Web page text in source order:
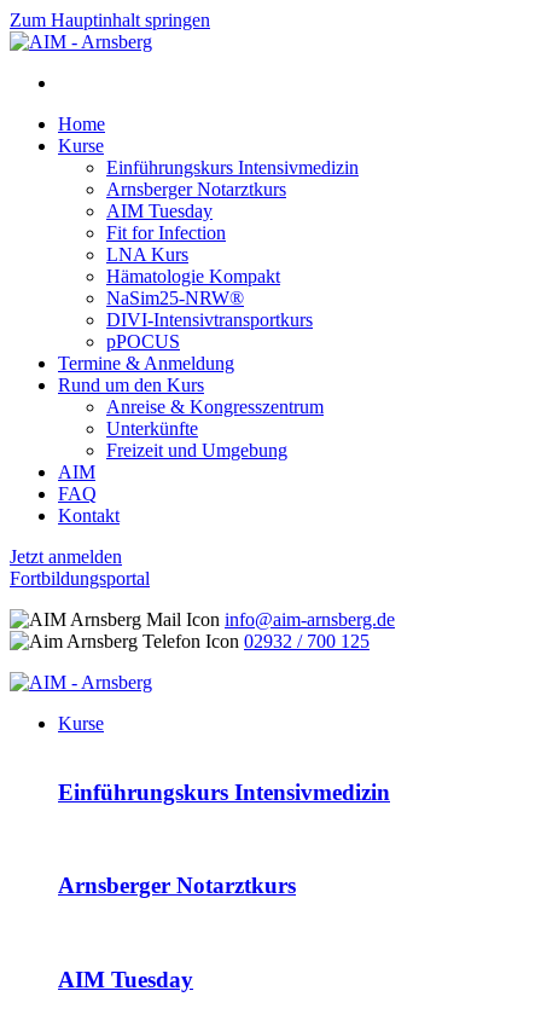
Zum Hauptinhalt springen
Home
Kurse
Einführungskurs Intensivmedizin
Arnsberger Notarztkurs
AIM Tuesday
Fit for Infection
LNA Kurs
Hämatologie Kompakt
NaSim25-NRW®
DIVI-Intensivtransportkurs
pPOCUS
Termine & Anmeldung
Rund um den Kurs
Anreise & Kongresszentrum
Unterkünfte
Freizeit und Umgebung
AIM
FAQ
Kontakt
Jetzt anmelden
Fortbildungsportal
info@aim-arnsberg.de
02932 / 700 125
Kurse
Einführungskurs Intensivmedizin
Arnsberger Notarztkurs
AIM Tuesday